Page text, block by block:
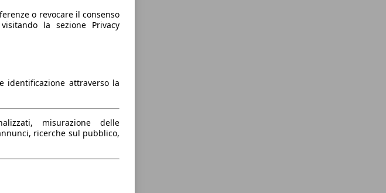
o revocare il consenso
la sezione Privacy
identificazione attraverso la
misurazione delle
ricerche sul pubblico,